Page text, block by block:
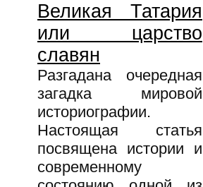
Великая Татария
или царство
славян
Разгадана очередная
загадка мировой
историографии.
Настоящая статья
посвящена истории и
современному